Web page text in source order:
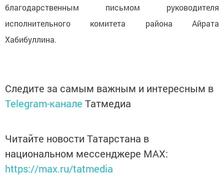
благодарственным письмом руководителя
исполнительного комитета района Айрата
Хабибуллина.
Следите за самым важным и интересным в
Telegram-канале Татмедиа
Читайте новости Татарстана в
национальном мессенджере MАХ:
https://max.ru/tatmedia